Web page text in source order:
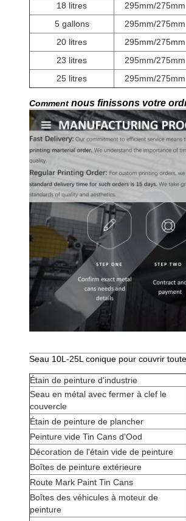
18 litres
295mm/275mm
5 gallons
295mm/275mm
20 litres
295mm/275mm
23 litres
295mm/275mm
25 litres
295mm/275mm
Comment nous finissons votre